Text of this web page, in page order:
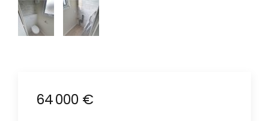
64 000 €